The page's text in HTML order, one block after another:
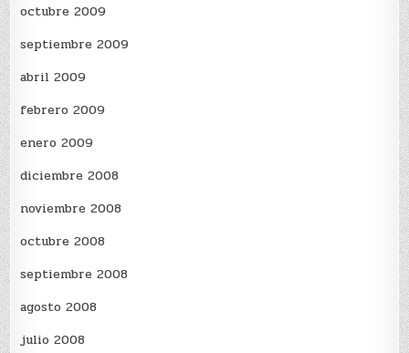
octubre 2009
septiembre 2009
abril 2009
febrero 2009
enero 2009
diciembre 2008
noviembre 2008
octubre 2008
septiembre 2008
agosto 2008
julio 2008